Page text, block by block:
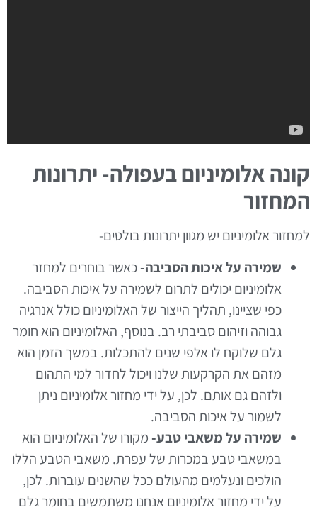
קונה אלומיניום בעפולה- יתרונות
המחזור
למחזור אלומיניום יש מגוון יתרונות בולטים-
שמירה על איכות הסביבה-כאשר בוחרים למחזר
אלומיניום יכולים לתרום לשמירה על איכות הסביבה.
כפי שציינו, תהליך הייצור של האלומיניום כולל אנרגיה
גבוהה וזיהום סביבתי רב. בנוסף, האלומיניום הוא חומר
גלם שלוקח לו אלפי שנים להתכלות. במשך הזמן הוא
מזהם את הקרקעות שלנו ויכול לחדור למי התהום
ולזהם גם אותם. לכן, על ידי מחזור אלומיניום ניתן
לשמור על איכות הסביבה.
שמירה על משאבי טבע-מקורו של האלומיניום הוא
במשאבי טבע במכרות של עפרת. משאבי הטבע הללו
הולכים ונעלמים מהעולם ככל שהשנים עוברות. לכן,
על ידי מחזור אלומיניום אנחנו משתמשים בחומר גלם